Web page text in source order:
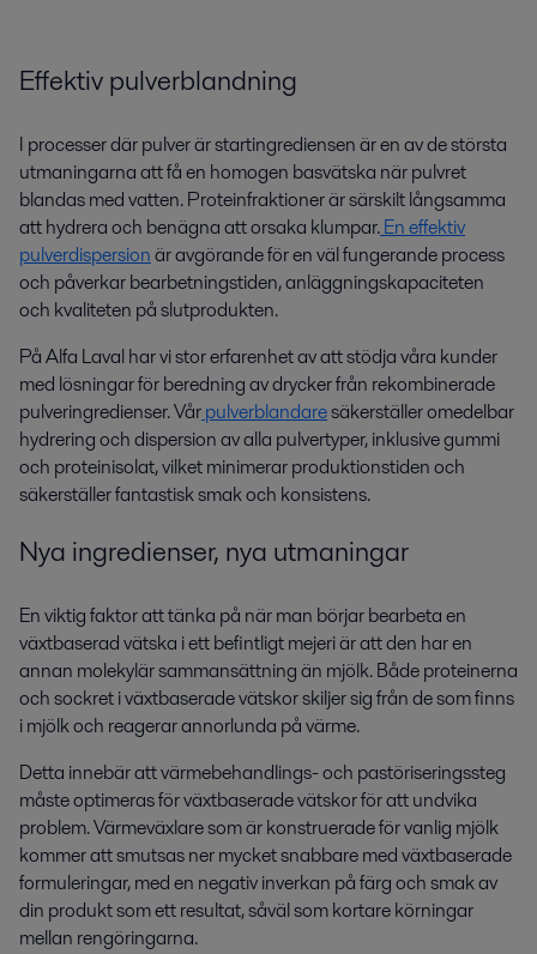
Effektiv pulverblandning
I processer där pulver är startingrediensen är en av de största
utmaningarna att få en homogen basvätska när pulvret
blandas med vatten. Proteinfraktioner är särskilt långsamma
att hydrera och benägna att orsaka klumpar.En effektiv
pulverdispersionär avgörande för en väl fungerande process
och påverkar bearbetningstiden, anläggningskapaciteten
och kvaliteten på slutprodukten.
På Alfa Laval har vi stor erfarenhet av att stödja våra kunder
med lösningar för beredning av drycker från rekombinerade
pulveringredienser. Vårpulverblandaresäkerställer omedelbar
hydrering och dispersion av alla pulvertyper, inklusive gummi
och proteinisolat, vilket minimerar produktionstiden och
säkerställer fantastisk smak och konsistens.
Nya ingredienser, nya utmaningar
En viktig faktor att tänka på när man börjar bearbeta en
växtbaserad vätska i ett befintligt mejeri är att den har en
annan molekylär sammansättning än mjölk. Både proteinerna
och sockret i växtbaserade vätskor skiljer sig från de som finns
i mjölk och reagerar annorlunda på värme.
Detta innebär att värmebehandlings- och pastöriseringssteg
måste optimeras för växtbaserade vätskor för att undvika
problem. Värmeväxlare som är konstruerade för vanlig mjölk
kommer att smutsas ner mycket snabbare med växtbaserade
formuleringar, med en negativ inverkan på färg och smak av
din produkt som ett resultat, såväl som kortare körningar
mellan rengöringarna.